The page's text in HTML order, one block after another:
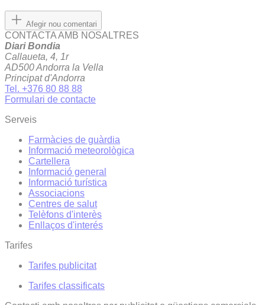
Afegir nou comentari
CONTACTA AMB NOSALTRES
Diari Bondia
Callaueta, 4, 1r
AD500 Andorra la Vella
Principat d'Andorra
Tel. +376 80 88 88
Formulari de contacte
Serveis
Farmàcies de guàrdia
Informació meteorològica
Cartellera
Informació general
Informació turística
Associacions
Centres de salut
Telèfons d'interès
Enllaços d'interés
Tarifes
Tarifes publicitat
Tarifes classificats